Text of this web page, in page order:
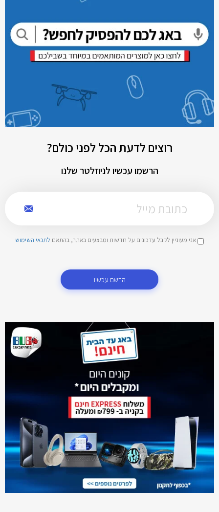
רוצים לדעת הכל לפני כולם?
הרשמו עכשיו לניוזלטר שלנו
אני מעוניין לקבל עדכונים על חדשות ומבצעים באתר, בהתאם לתנאי השימוש
הרשם עכשיו